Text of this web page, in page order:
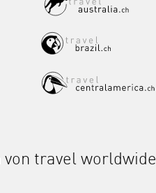
von travel worldwide